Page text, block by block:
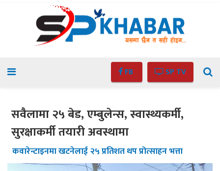
FB SP TV
सवैलामा २५ बेड, एम्बुलेन्स, स्वास्थ्यकर्मी,
सुरक्षाकर्मी तयारी अवस्थामा
कवारेन्टाइनमा खटनेलाई २५ प्रतिशत थप प्रोत्साहन भत्ता